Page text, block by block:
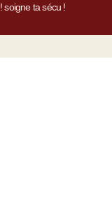
soigne ta sécu !